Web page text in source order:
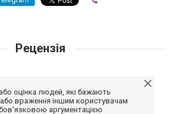
Рецензія
оцінка людей, які бажають
враження іншим користувачам
аргументацією